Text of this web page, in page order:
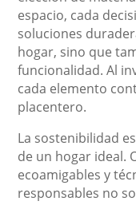
espacio, cada
soluciones
hogar, sino que
funcionalidad. Al
cada elemento
placentero.
La sostenibilidad
de un hogar ideal.
ecoamigables y
responsables no